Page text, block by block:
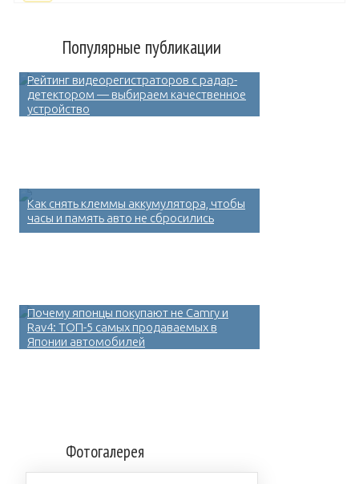
Популярные публикации
Рейтинг видеорегистраторов с радар-
детектором — выбираем качественное
устройство
Как снять клеммы аккумулятора, чтобы
часы и память авто не сбросились
Почему японцы покупают не Camry и
Rav4: ТОП-5 самых продаваемых в
Японии автомобилей
Фотогалерея